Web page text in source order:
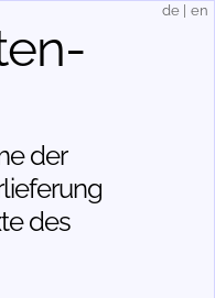
der
des
de en